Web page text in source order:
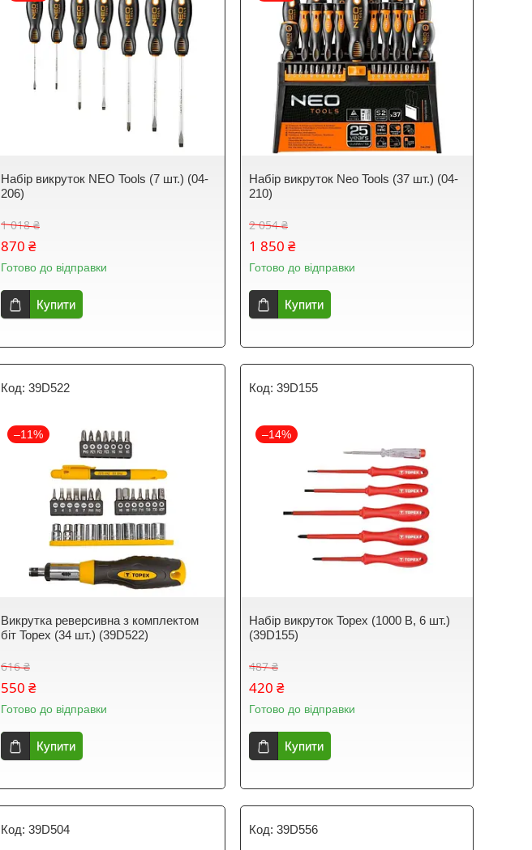
Набір викруток NEO Tools (7 шт.) (04-
206)
1 018 ₴
870 ₴
Готово до відправки
Купити
Набір викруток Neo Tools (37 шт.) (04-
210)
2 054 ₴
1 850 ₴
Готово до відправки
Купити
39D522
–11%
Викрутка реверсивна з комплектом
біт Topex (34 шт.) (39D522)
616 ₴
550 ₴
Готово до відправки
Купити
39D155
–14%
Набір викруток Topex (1000 В, 6 шт.)
(39D155)
487 ₴
420 ₴
Готово до відправки
Купити
39D504 39D556